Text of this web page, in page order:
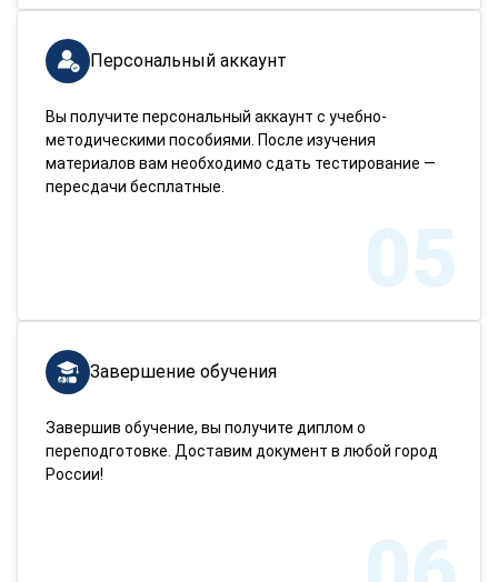
Персональный аккаунт
Вы получите персональный аккаунт с учебно-
методическими пособиями. После изучения
материалов вам необходимо сдать тестирование —
пересдачи бесплатные.
05
Завершение обучения
Завершив обучение, вы получите диплом о
переподготовке. Доставим документ в любой город
России!